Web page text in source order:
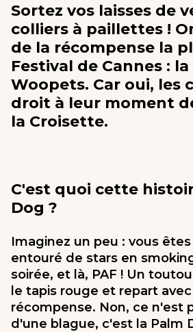
Sortez vos laisses de
colliers à paillettes !
de la récompense la
Festival de Cannes :
Woopets. Car oui, les
droit à leur moment
la Croisette.
C'est quoi cette
Dog ?
Imaginez un peu : vous êtes
entouré de stars en
soirée, et là, PAF ! Un
le tapis rouge et repart
récompense. Non, ce n'est
d'une blague, c'est la Palm